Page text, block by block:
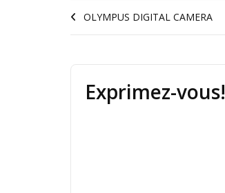
OLYMPUS DIGITAL CAMERA
Exprimez-vous!